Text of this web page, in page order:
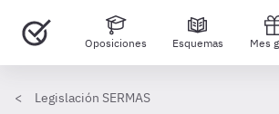
Oposiciones Esquemas Mes
Legislación SERMAS